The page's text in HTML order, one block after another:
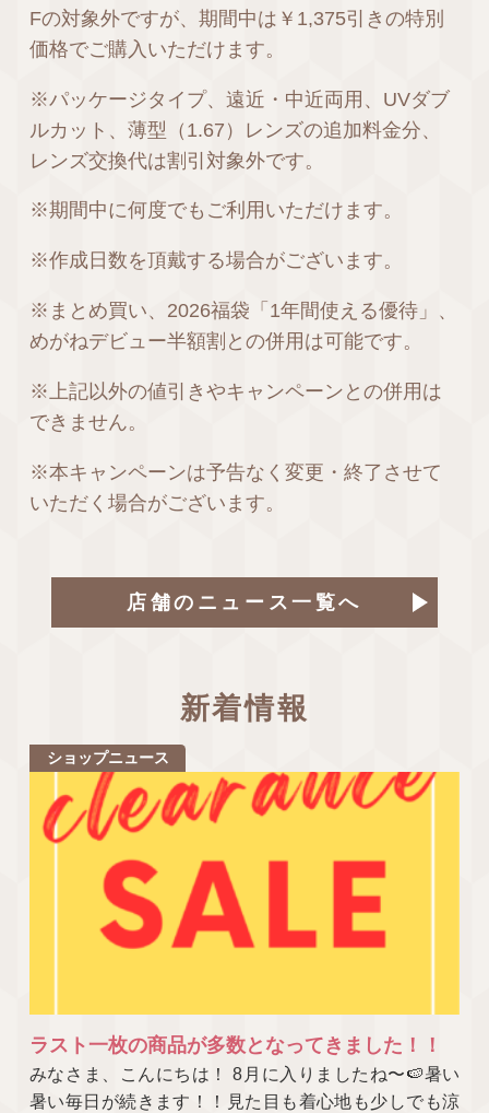
Fの対象外ですが、期間中は￥1,375引きの特別
価格でご購入いただけます。
※パッケージタイプ、遠近・中近両用、UVダブ
ルカット、薄型（1.67）レンズの追加料金分、
レンズ交換代は割引対象外です。
※期間中に何度でもご利用いただけます。
※作成日数を頂戴する場合がございます。
※まとめ買い、2026福袋「1年間使える優待」、
めがねデビュー半額割との併用は可能です。
※上記以外の値引きやキャンペーンとの併用は
できません。
※本キャンペーンは予告なく変更・終了させて
いただく場合がございます。
店舗のニュース一覧へ
新着情報
ショップニュース
ラスト一枚の商品が多数となってきました！！
みなさま、こんにちは！ 8月に入りましたね〜🍉暑い
暑い毎日が続きます！！見た目も着心地も少しでも涼